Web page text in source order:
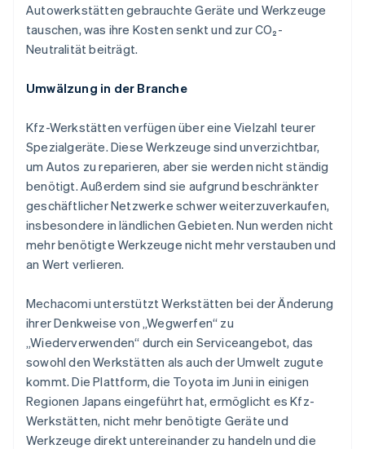
Autowerkstätten gebrauchte Geräte und Werkzeuge
tauschen, was ihre Kosten senkt und zur CO₂-
Neutralität beiträgt.
Umwälzung in der Branche
Kfz-Werkstätten verfügen über eine Vielzahl teurer
Spezialgeräte. Diese Werkzeuge sind unverzichtbar,
um Autos zu reparieren, aber sie werden nicht ständig
benötigt. Außerdem sind sie aufgrund beschränkter
geschäftlicher Netzwerke schwer weiterzuverkaufen,
insbesondere in ländlichen Gebieten. Nun werden nicht
mehr benötigte Werkzeuge nicht mehr verstauben und
an Wert verlieren.
Mechacomi unterstützt Werkstätten bei der Änderung
ihrer Denkweise von „Wegwerfen“ zu
„Wiederverwenden“ durch ein Serviceangebot, das
sowohl den Werkstätten als auch der Umwelt zugute
kommt. Die Plattform, die Toyota im Juni in einigen
Regionen Japans eingeführt hat, ermöglicht es Kfz-
Werkstätten, nicht mehr benötigte Geräte und
Werkzeuge direkt untereinander zu handeln und die